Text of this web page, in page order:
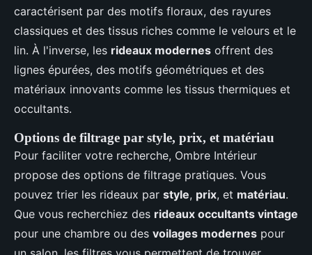
caractérisent par des motifs floraux, des rayures
classiques et des tissus riches comme le velours et le
lin. À l'inverse, les rideaux modernes offrent des
lignes épurées, des motifs géométriques et des
matériaux innovants comme les tissus thermiques et
occultants.
Options de filtrage par style, prix, et matériau
Pour faciliter votre recherche, Ombre Intérieur
propose des options de filtrage pratiques. Vous
pouvez trier les rideaux par style, prix, et matériau.
Que vous recherchiez des rideaux occultants vintage
pour une chambre ou des voilages modernes pour